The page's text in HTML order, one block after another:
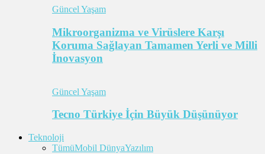
Güncel Yaşam
Mikroorganizma ve Virüslere Karşı
Koruma Sağlayan Tamamen Yerli ve Milli
İnovasyon
Güncel Yaşam
Tecno Türkiye İçin Büyük Düşünüyor
Teknoloji
TümüMobil DünyaYazılım